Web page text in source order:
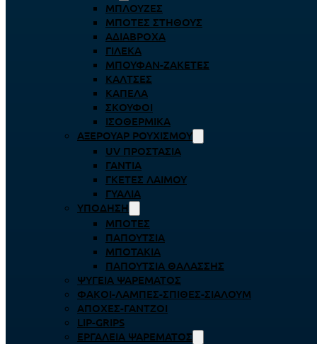
ΜΠΛΟΎΖΕΣ
ΜΠΌΤΕΣ ΣΤΉΘΟΥΣ
ΑΔΙΆΒΡΟΧΑ
ΓΙΛΈΚΑ
ΜΠΟΥΦΆΝ-ΖΑΚΈΤΕΣ
ΚΆΛΤΣΕΣ
ΚΑΠΈΛΑ
ΣΚΟΎΦΟΙ
ΙΣΟΘΕΡΜΙΚΆ
ΑΞΕΡΟΥΆΡ ΡΟΥΧΙΣΜΟΎ
UV ΠΡΟΣΤΑΣΊΑ
ΓΆΝΤΙΑ
ΓΚΈΤΕΣ ΛΑΊΜΟΥ
ΓΥΑΛΙΆ
ΥΠΌΔΗΣΗ
ΜΠΌΤΕΣ
ΠΑΠΟΎΤΣΙΑ
ΜΠΟΤΆΚΙΑ
ΠΑΠΟΎΤΣΙΑ ΘΑΛΆΣΣΗΣ
ΨΥΓΕΊΑ ΨΑΡΈΜΑΤΟΣ
ΦΑΚΟΊ-ΛΆΜΠΕΣ-ΣΠΊΘΕΣ-ΣΊΑΛΟΥΜ
ΑΠΌΧΕΣ-ΓΆΝΤΖΟΙ
LIP-GRIPS
EΡΓΑΛΕΊΑ ΨΑΡΈΜΑΤΟΣ